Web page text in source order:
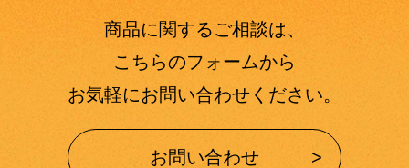
商品に関するご相談は、
こちらのフォームから
お気軽にお問い合わせください。
お問い合わせ